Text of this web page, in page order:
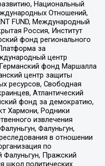
Национальный
Отношений,
FUND, Международный
Россия, Институт
фонд регионального
за
центр
фонд Маршалла
центр защиты
ресурсов, Свободная
Атлантический
фонд за демократию,
Хармони, Родники
извлечения
Фалуньгун,
в отношении
по
Пражский
школ политических